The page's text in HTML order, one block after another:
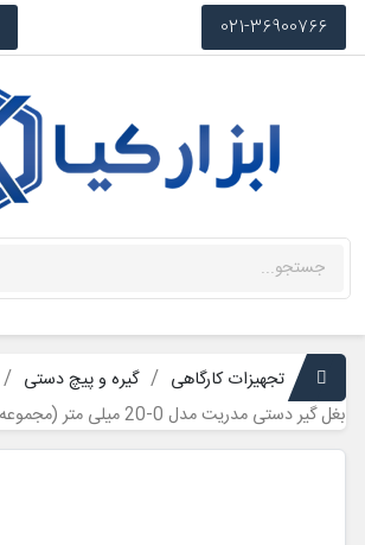
021-36900766
تجهیزات کارگاهی گیره و پیچ دستی
بغل گیر دستی مدریت مدل 0-20 میلی متر (مجموعه 2 عددی)